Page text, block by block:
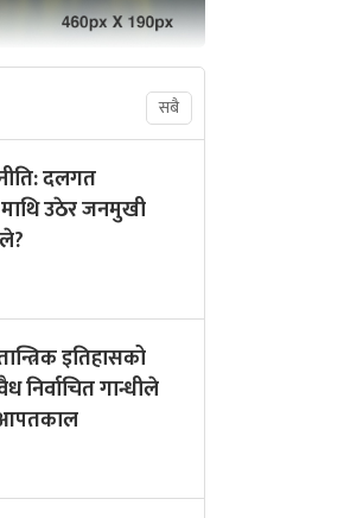
सबै
दलगत
उठेर जनमुखी
इतिहासको
निर्वाचित गान्धीले